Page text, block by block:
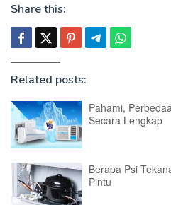
Share this:
Related posts:
Pahami,
Secara Lengkap
Berapa Psi
Pintu